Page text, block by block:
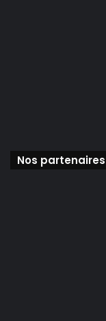
Nos partenaires